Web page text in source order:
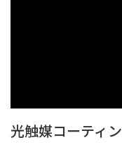
光触媒コーティ